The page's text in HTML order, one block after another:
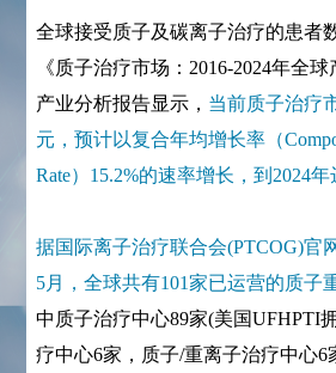
全球接受质子及碳离子治疗的患者
《质子治疗市场：2016-2024年全
产业分析报告显示， 当前质子治疗
元，预计以复合年均增长率（
Rate）15.2%的速率增长，到2024年
据国际离子治疗联合会(PTCOG)官
5月，全球共有101家已运营的质子
中质子治疗中心89家(美国UFHPTI
疗中心6家，质子/重离子治疗中心6